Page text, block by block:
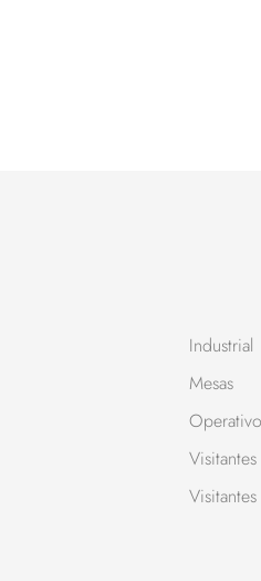
Industrial
Mesas